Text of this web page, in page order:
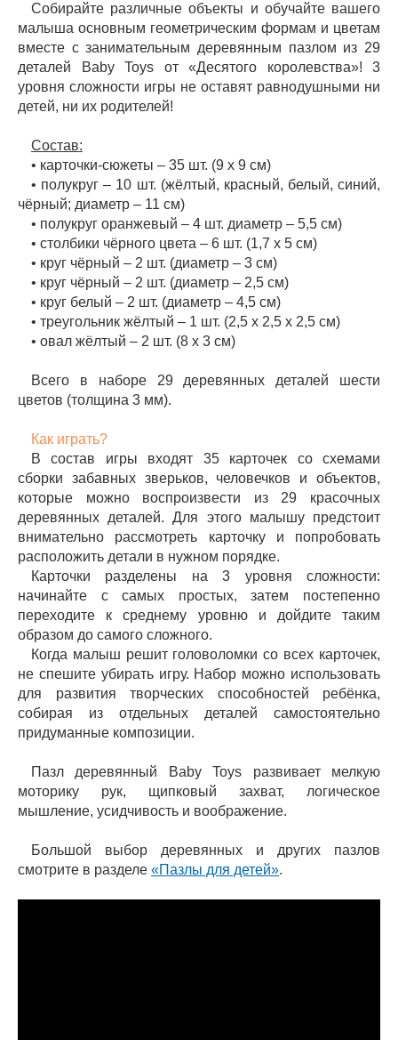
Собирайте различные объекты и обучайте вашего
малыша основным геометрическим формам и цветам
вместе с занимательным деревянным пазлом из 29
деталей Baby Toys от «Десятого королевства»! 3
уровня сложности игры не оставят равнодушными ни
детей, ни их родителей!
Состав:
• карточки-сюжеты – 35 шт. (9 х 9 см)
• полукруг – 10 шт. (жёлтый, красный, белый, синий,
чёрный; диаметр – 11 см)
• полукруг оранжевый – 4 шт. диаметр – 5,5 см)
• столбики чёрного цвета – 6 шт. (1,7 х 5 см)
• круг чёрный – 2 шт. (диаметр – 3 см)
• круг чёрный – 2 шт. (диаметр – 2,5 см)
• круг белый – 2 шт. (диаметр – 4,5 см)
• треугольник жёлтый – 1 шт. (2,5 х 2,5 х 2,5 см)
• овал жёлтый – 2 шт. (8 х 3 см)
Всего в наборе 29 деревянных деталей шести
цветов (толщина 3 мм).
Как играть?
В состав игры входят 35 карточек со схемами
сборки забавных зверьков, человечков и объектов,
которые можно воспроизвести из 29 красочных
деревянных деталей. Для этого малышу предстоит
внимательно рассмотреть карточку и попробовать
расположить детали в нужном порядке.
Карточки разделены на 3 уровня сложности:
начинайте с самых простых, затем постепенно
переходите к среднему уровню и дойдите таким
образом до самого сложного.
Когда малыш решит головоломки со всех карточек,
не спешите убирать игру. Набор можно использовать
для развития творческих способностей ребёнка,
собирая из отдельных деталей самостоятельно
придуманные композиции.
Пазл деревянный Baby Toys развивает мелкую
моторику рук, щипковый захват, логическое
мышление, усидчивость и воображение.
Большой выбор деревянных и других пазлов
смотрите в разделе «Пазлы для детей».